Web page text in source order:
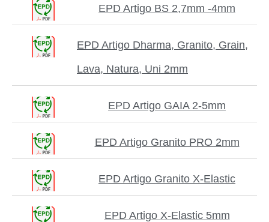
EPD Artigo BS 2,7mm -4mm
EPD Artigo Dharma, Granito, Grain,
Lava, Natura, Uni 2mm
EPD Artigo GAIA 2-5mm
EPD Artigo Granito PRO 2mm
EPD Artigo Granito X-Elastic
EPD Artigo X-Elastic 5mm